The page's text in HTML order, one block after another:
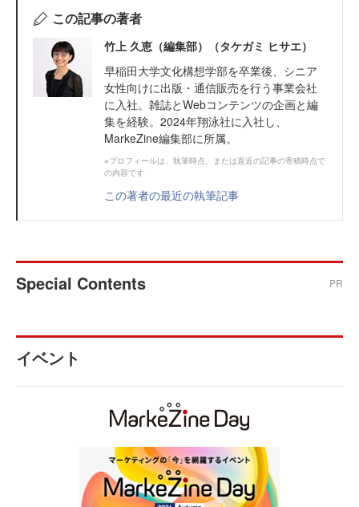
この記事の著者
竹上 久恵（編集部）（タケガミ ヒサエ）
早稲田大学文化構想学部を卒業後、シニア
女性向けに出版・通信販売を行う事業会社
に入社。雑誌とWebコンテンツの企画と編
集を経験。2024年翔泳社に入社し、
MarkeZine編集部に所属。
※プロフィールは、執筆時点、または直近の記事の寄稿時点で
の内容です
この著者の最近の執筆記事
Special Contents PR
イベント